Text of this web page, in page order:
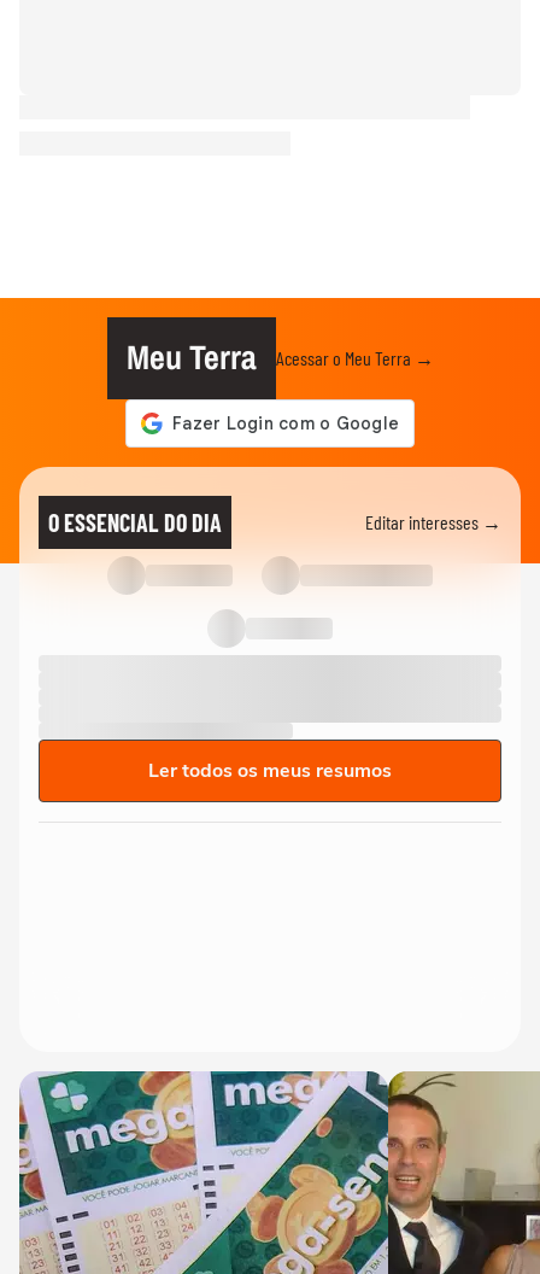
Meu Terra Acessar o Meu Terra →
O ESSENCIAL DO DIA Editar interesses →
Ler todos os meus resumos